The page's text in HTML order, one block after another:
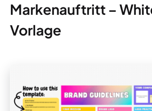
Markenauftritt –
Vorlage